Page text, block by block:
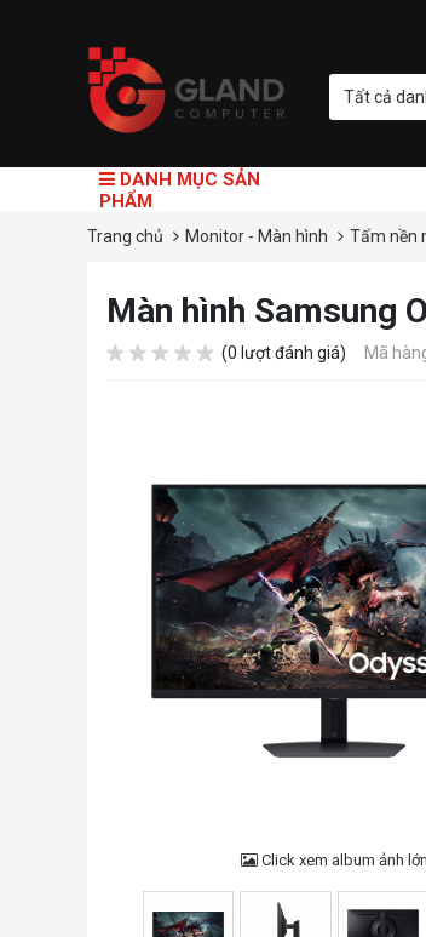
Tất cả
DANH MỤC SẢN
PHẨM
Trang chủ Monitor - Màn hình Tấm nền
Màn hình Samsung
(0 lượt đánh giá) Mã
Click xem album ảnh lớn